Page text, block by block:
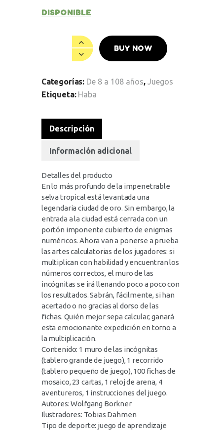
DISPONIBLE
BUY NOW
Categorías: De 8 a 108 años, Juegos
Etiqueta: Haba
Descripción
Información adicional
Detalles del producto
En lo más profundo de la impenetrable
selva tropical está levantada una
legendaria ciudad de oro. Sin embargo, la
entrada a la ciudad está cerrada con un
portón imponente cubierto de enigmas
numéricos. Ahora van a ponerse a prueba
las artes calculatorias de los jugadores: si
multiplican con habilidad y encuentran los
números correctos, el muro de las
incógnitas se irá llenando poco a poco con
los resultados. Sabrán, fácilmente, si han
acertado o no gracias al dorso de las
fichas. Quién mejor sepa calcular, ganará
esta emocionante expedición en torno a
la multiplicación.
Contenido: 1 muro de las incógnitas
(tablero grande de juego), 1 recorrido
(tablero pequeño de juego), 100 fichas de
mosaico, 23 cartas, 1 reloj de arena, 4
aventureros, 1 instrucciones del juego.
Autores: Wolfgang Borkner
Ilustradores: Tobias Dahmen
Tipo de deporte: juego de aprendizaje